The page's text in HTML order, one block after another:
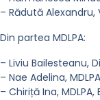
– Rădută Alexandru,
Din partea MDLPA:
– Liviu Bailesteanu,
– Nae Adelina,
– Chiriță Ina,